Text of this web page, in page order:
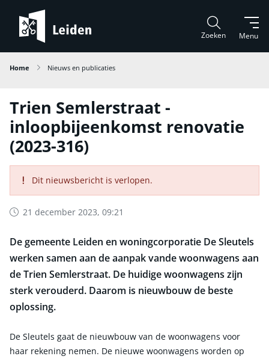
Menu
Zoeken
Home Nieuws en publicaties
Trien Semlerstraat -
inloopbijeenkomst renovatie
(2023-316)
Dit nieuwsbericht is verlopen.
21 december 2023, 09:21
De gemeente Leiden en woningcorporatie De Sleutels
werken samen aan de aanpak vande woonwagens aan
de Trien Semlerstraat. De huidige woonwagens zijn
sterk verouderd. Daarom is nieuwbouw de beste
oplossing.
De Sleutels gaat de nieuwbouw van de woonwagens voor
haar rekening nemen. De nieuwe woonwagens worden op